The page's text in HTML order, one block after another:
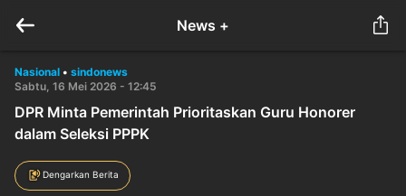
News +
Nasional • sindonews
Sabtu, 16 Mei 2026 - 12:45
DPR Minta Pemerintah Prioritaskan Guru Honorer
dalam Seleksi PPPK
Dengarkan Berita